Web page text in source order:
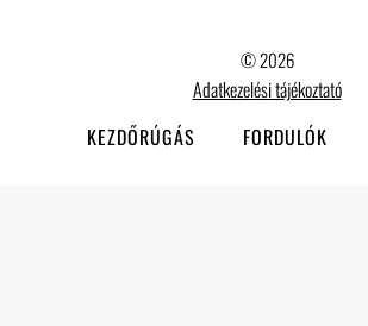
© 2026
Adatkezelési tájékoztató
KEZDŐRÚGÁS FORDULÓK